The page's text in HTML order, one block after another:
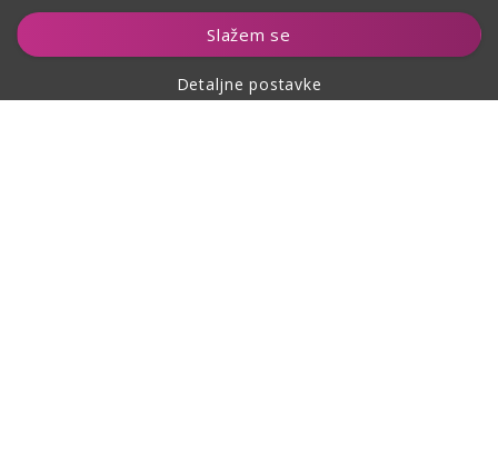
Slažem se
Detaljne postavke